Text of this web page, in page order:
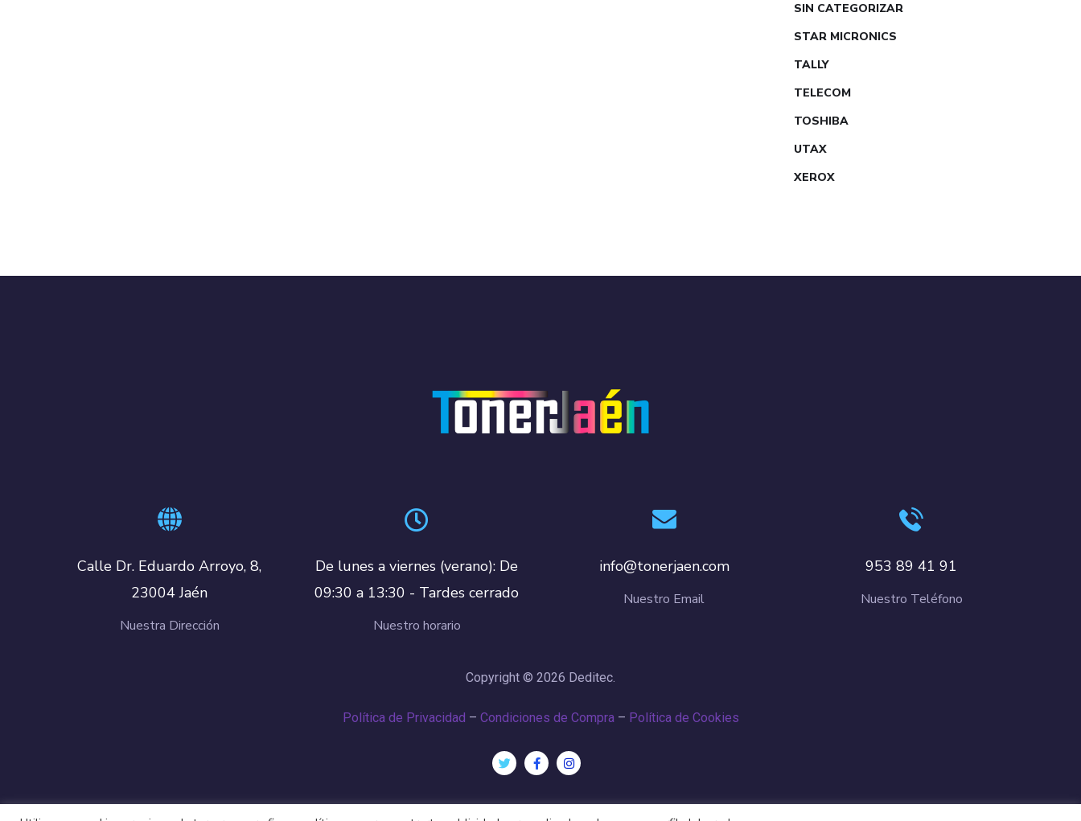
SIN CATEGORIZAR
STAR MICRONICS
TALLY
TELECOM
TOSHIBA
UTAX
XEROX
Calle Dr. Eduardo Arroyo, 8,
23004 Jaén
Nuestra Dirección
De lunes a viernes (verano): De
09:30 a 13:30 - Tardes cerrado
Nuestro horario
info@tonerjaen.com
Nuestro Email
953 89 41 91
Nuestro Teléfono
Copyright © 2026 Deditec.
Política de Privacidad – Condiciones de Compra– Política de Cookies